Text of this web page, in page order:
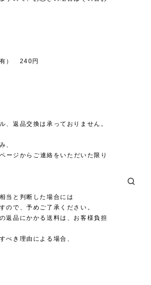
有） 240円
、返品交換は承っておりません。
、
ージからご連絡をいただいた限り
当と判断した場合には
ので、予めご了承ください。
返品にかかる送料は、お客様負担
べき理由による場合、